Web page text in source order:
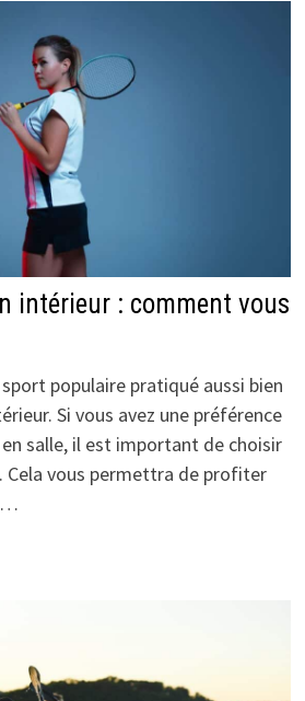
intérieur : comment vous
populaire pratiqué aussi bien
Si vous avez une préférence
salle, il est important de choisir
Cela vous permettra de profiter
…